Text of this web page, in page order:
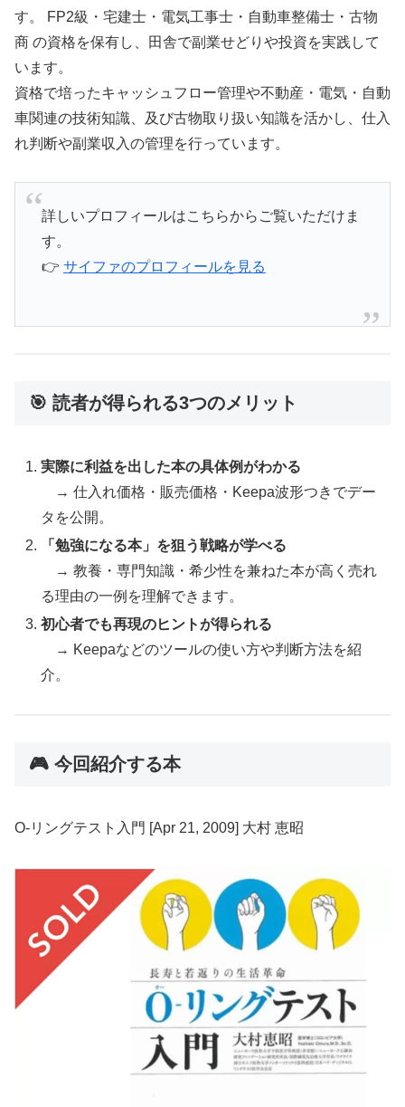
す。 FP2級・宅建士・電気工事士・自動車整備士・古物
商 の資格を保有し、田舎で副業せどりや投資を実践して
います。
資格で培ったキャッシュフロー管理や不動産・電気・自動
車関連の技術知識、及び古物取り扱い知識を活かし、仕入
れ判断や副業収入の管理を行っています。
詳しいプロフィールはこちらからご覧いただけま
す。
👉 サイファのプロフィールを見る
🎯 読者が得られる3つのメリット
実際に利益を出した本の具体例がわかる
→ 仕入れ価格・販売価格・Keepa波形つきでデー
タを公開。
「勉強になる本」を狙う戦略が学べる
→ 教養・専門知識・希少性を兼ねた本が高く売れ
る理由の一例を理解できます。
初心者でも再現のヒントが得られる
→ Keepaなどのツールの使い方や判断方法を紹
介。
🎮 今回紹介する本
O-リングテスト入門 [Apr 21, 2009] 大村 恵昭